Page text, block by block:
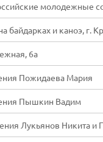
молодежные
байдарках и каноэ, г.
6а
Пожидаева Мария
Пышкин Вадим
Лукьянов Никита и